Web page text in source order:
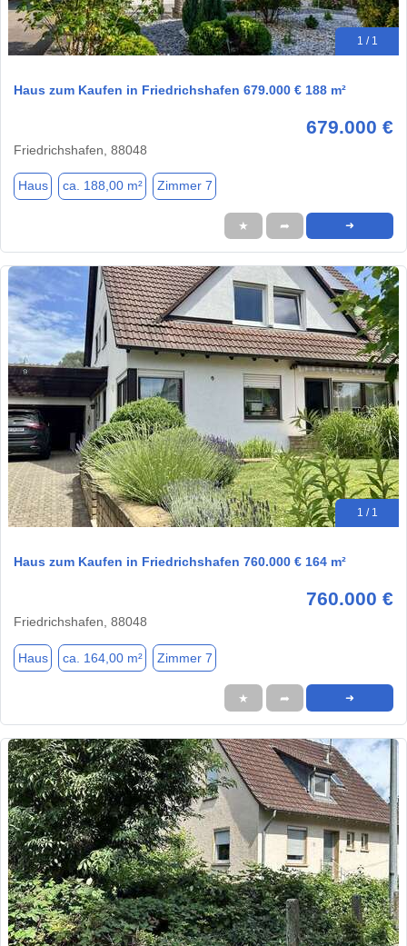
1 / 1
Haus zum Kaufen in Friedrichshafen 679.000 € 188 m²
679.000 €
Friedrichshafen, 88048
Haus ca. 188,00 m² Zimmer 7
★ ➦ ➜
1 / 1
Haus zum Kaufen in Friedrichshafen 760.000 € 164 m²
760.000 €
Friedrichshafen, 88048
Haus ca. 164,00 m² Zimmer 7
★ ➦ ➜